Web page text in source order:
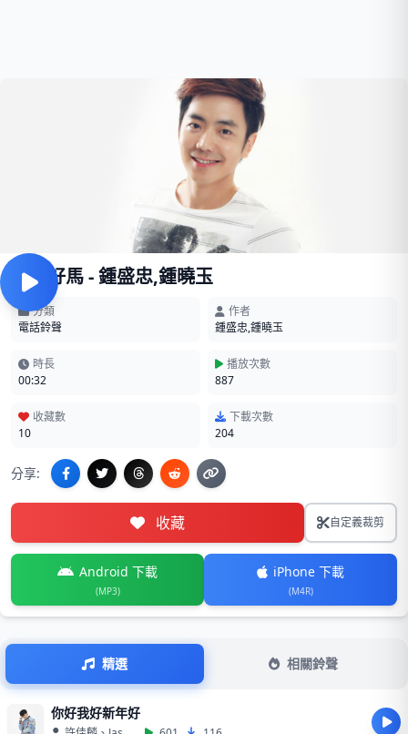
新年好馬 - 鍾盛忠,鍾曉玉
分類
電話鈴聲
作者
鍾盛忠,鍾曉玉
時長
00:32
播放次數
887
收藏數
10
下載次數
204
分享:
收藏 自定義裁剪
Android 下載
(MP3)
iPhone 下載
(M4R)
精選 相關鈴聲
你好我好新年好